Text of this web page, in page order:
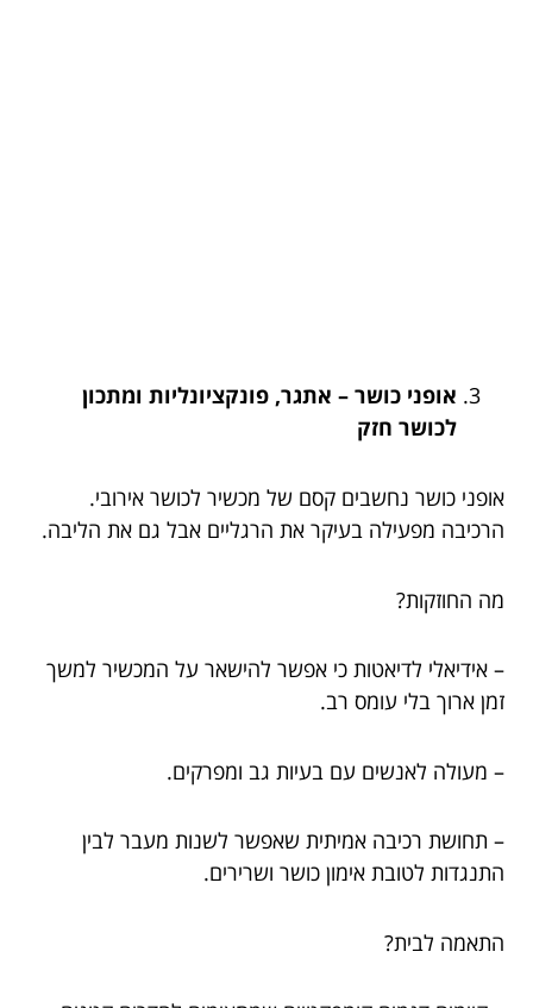
אופני כושר – אתגר, פונקציונליות ומתכון
לכושר חזק
אופני כושר נחשבים קסם של מכשיר לכושר אירובי.
הרכיבה מפעילה בעיקר את הרגליים אבל גם את הליבה.
מה החוזקות?
– אידיאלי לדיאטות כי אפשר להישאר על המכשיר למשך
זמן ארוך בלי עומס רב.
– מעולה לאנשים עם בעיות גב ומפרקים.
– תחושת רכיבה אמיתית שאפשר לשנות מעבר לבין
התנגדות לטובת אימון כושר ושרירים.
התאמה לבית?